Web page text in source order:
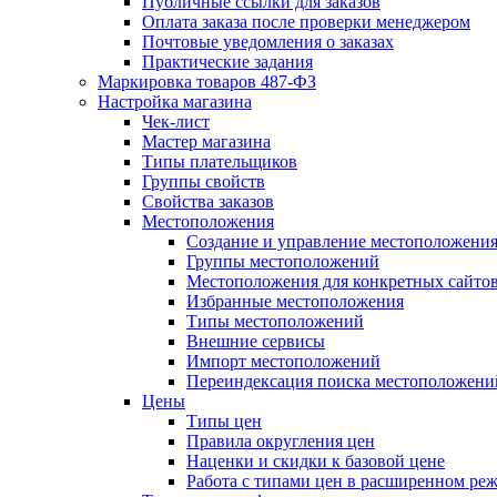
Оплата заказа после проверки менеджером
Почтовые уведомления о заказах
Практические задания
Маркировка товаров 487-ФЗ
Настройка магазина
Чек-лист
Мастер магазина
Типы плательщиков
Группы свойств
Свойства заказов
Местоположения
Создание и управление
Группы местоположений
Местоположения для конкретных сайтов
Избранные местоположения
Типы местоположений
Внешние сервисы
Импорт местоположений
Переиндексация поиска
Цены
Типы цен
Правила округления цен
Наценки и скидки к базовой цене
Работа с типами цен в расширенном